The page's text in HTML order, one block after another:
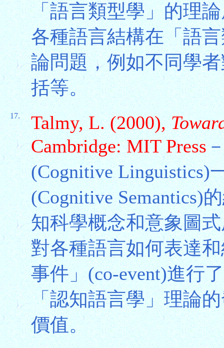
「語言類型學」的理
各種語言結構在「語
論問題，例如不同學
括等。
17. Talmy, L. (2000),
Cambridge: MIT Press
(Cognitive Linguistics)
(Cognitive Semantics)
知科學概念和意象圖
對各種語言如何表達
事件」(co-event)進行
「認知語言學」理論
價值。